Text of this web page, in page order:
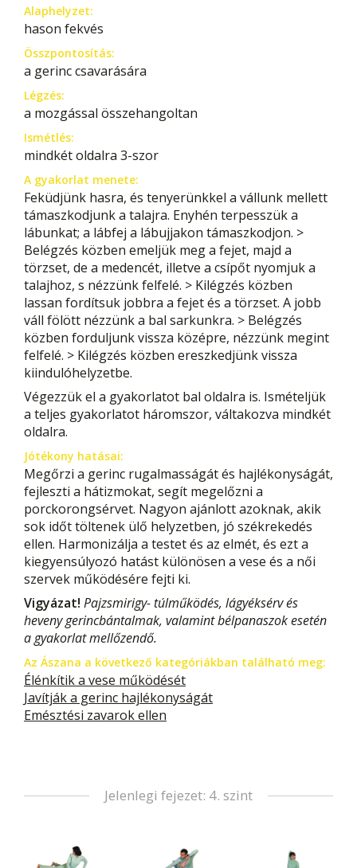
Alaphelyzet:
hason fekvés
Összpontosítás:
a gerinc csavarására
Légzés:
a mozgással összehangoltan
Ismétlés:
mindkét oldalra 3-szor
A gyakorlat menete:
Feküdjünk hasra, és tenyerünkkel a vállunk mellett
támaszkodjunk a talajra. Enyhén terpesszük a
lábunkat; a lábfej a lábujjakon támaszkodjon. >
Belégzés közben emeljük meg a fejet, majd a
törzset, de a medencét, illetve a csípőt nyomjuk a
talajhoz, s nézzünk felfelé. > Kilégzés közben
lassan fordítsuk jobbra a fejet és a törzset. A jobb
váll fölött nézzünk a bal sarkunkra. > Belégzés
közben forduljunk vissza középre, nézzünk megint
felfelé. > Kilégzés közben ereszkedjünk vissza
kiindulóhelyzetbe.
Végezzük el a gyakorlatot bal oldalra is. Ismételjük
a teljes gyakorlatot háromszor, váltakozva mindkét
oldalra.
Jótékony hatásai:
Megőrzi a gerinc rugalmasságát és hajlékonyságát,
fejleszti a hátizmokat, segít megelőzni a
porckorongsérvet. Nagyon ajánlott azoknak, akik
sok időt töltenek ülő helyzetben, jó székrekedés
ellen. Harmonizálja a testet és az elmét, és ezt a
kiegyensúlyozó hatást különösen a vese és a női
szervek működésére fejti ki.
Vigyázat! Pajzsmirigy- túlműködés, lágyéksérv és
heveny gerincbántalmak, valamint bélpanaszok esetén
a gyakorlat mellőzendő.
Az Ászana a következő kategóriákban található meg:
Élénkítik a vese működését
Javítják a gerinc hajlékonyságát
Emésztési zavarok ellen
Jelenlegi fejezet: 4. szint